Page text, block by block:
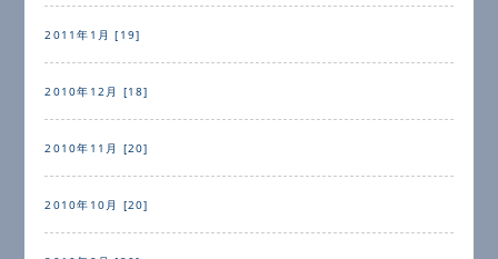
2011年1月 [19]
2010年12月 [18]
2010年11月 [20]
2010年10月 [20]